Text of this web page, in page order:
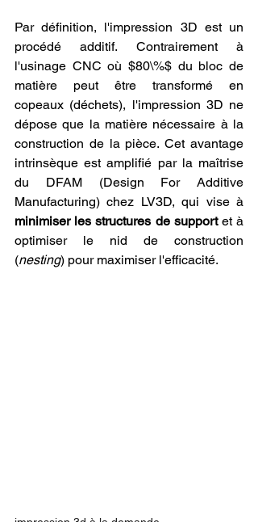
Par définition, l'impression 3D est un
procédé additif. Contrairement à
l'usinage CNC où $80\%$ du bloc de
matière peut être transformé en
copeaux (déchets), l'impression 3D ne
dépose que la matière nécessaire à la
construction de la pièce. Cet avantage
intrinsèque est amplifié par la maîtrise
du DFAM (Design For Additive
minimiser les structures de support et à
optimiser le nid de construction
(nesting) pour maximiser l'efficacité.